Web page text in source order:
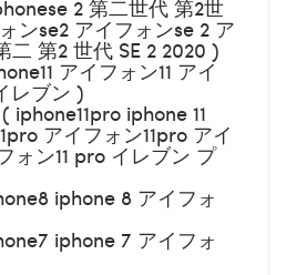
2 第二世代 第2世
ンse2 アイフォンse 2 ア
二 第2 世代 SE 2 2020 )
アイフォン11 アイ
レブン )
iphone11pro iphone 11
アイフォン11pro アイ
ォン11 pro イレブン プ
iphone 8 アイフォ
iphone 7 アイフォ